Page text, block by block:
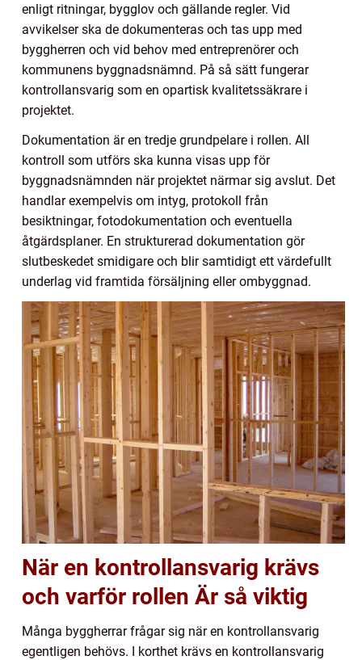
enligt ritningar, bygglov och gällande regler. Vid
avvikelser ska de dokumenteras och tas upp med
byggherren och vid behov med entreprenörer och
kommunens byggnadsnämnd. På så sätt fungerar
kontrollansvarig som en opartisk kvalitetssäkrare i
projektet.
Dokumentation är en tredje grundpelare i rollen. All
kontroll som utförs ska kunna visas upp för
byggnadsnämnden när projektet närmar sig avslut. Det
handlar exempelvis om intyg, protokoll från
besiktningar, fotodokumentation och eventuella
åtgärdsplaner. En strukturerad dokumentation gör
slutbeskedet smidigare och blir samtidigt ett värdefullt
underlag vid framtida försäljning eller ombyggnad.
När en kontrollansvarig krävs
och varför rollen Är så viktig
Många byggherrar frågar sig när en kontrollansvarig
egentligen behövs. I korthet krävs en kontrollansvarig